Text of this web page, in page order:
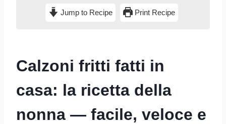
Jump to Recipe Print Recipe
Calzoni fritti fatti in
casa: la ricetta della
nonna — facile, veloce e